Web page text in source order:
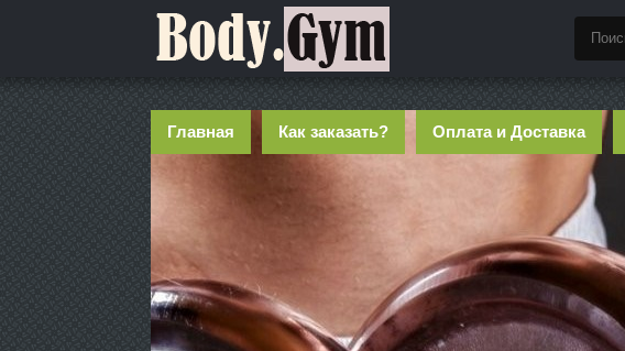
Главная Как заказать? Оплата и Доставка